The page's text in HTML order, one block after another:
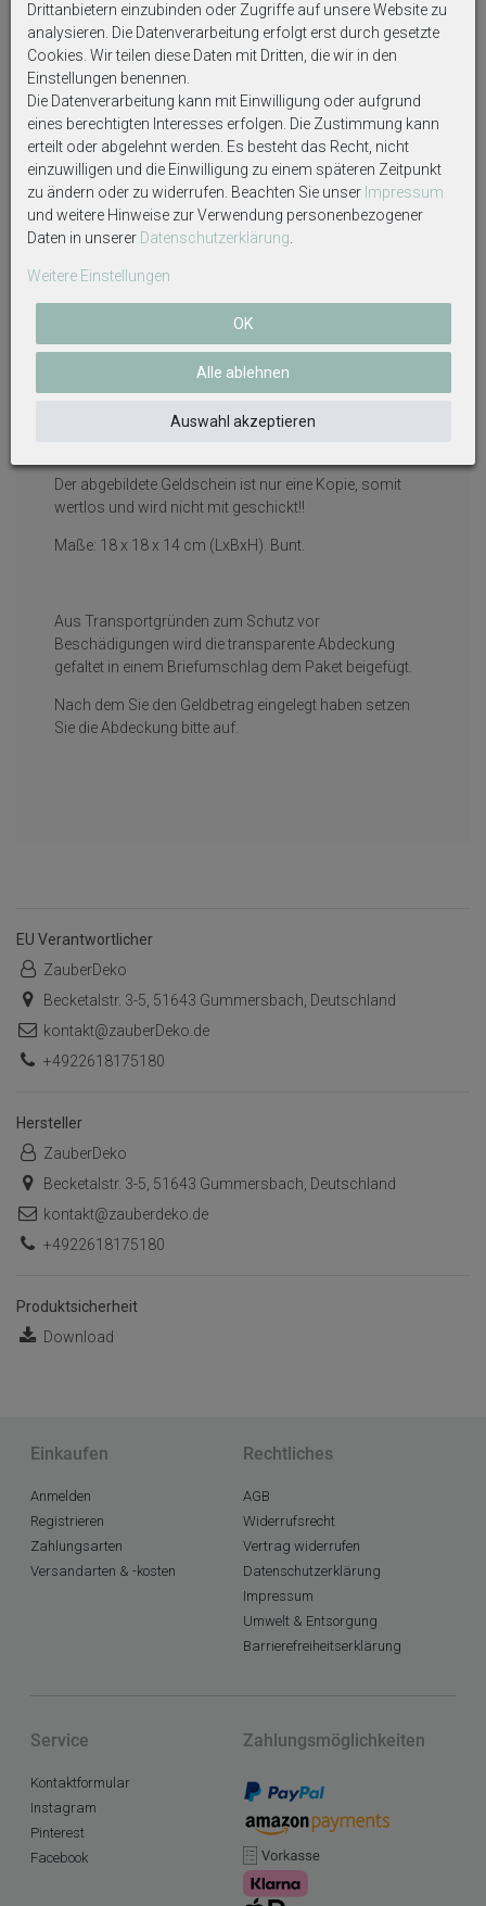
kreativ.
Eine schöne Strandidylle, um Urlaubsgeld nett verpackt
zu verschenken, kommt definitiv besser an.
Traute Zweisamkeit am Strand genießen, das
Rauschen des Meeres im Ohr, tolle Musik von der
Strandbar und ein prickelnder Cocktail dazu.
Lieferumfang:
Kartonage/Boden und durchsichtiger Abdeckung.
künst. Palme, eine Strandbar, eine
(Mann auf Stuhl und Frau im Schwimmring).
einfach gefaltet und in die vorgesehene
Der abgebildete Geldschein ist nur eine Kopie, somit
wertlos und wird nicht mit geschickt!!
Maße: 18 x 18 x 14 cm (LxBxH). Bunt.
Aus Transportgründen zum Schutz vor
Beschädigungen wird die transparente Abdeckung
gefaltet in einem Briefumschlag dem Paket beigefügt.
Nach dem Sie den Geldbetrag eingelegt haben setzen
Sie die Abdeckung bitte auf.
EU Verantwortlicher
ZauberDeko
Becketalstr. 3-5, 51643 Gummersbach, Deutschland
kontakt@zauberDeko.de
+4922618175180
Hersteller
ZauberDeko
Becketalstr. 3-5, 51643 Gummersbach, Deutschland
kontakt@zauberdeko.de
+4922618175180
Produktsicherheit
Download
Einkaufen
Anmelden
Registrieren
Zahlungsarten
Versandarten & -kosten
Rechtliches
AGB
Widerrufsrecht
Vertrag widerrufen
Datenschutzerklärung
Impressum
Umwelt & Entsorgung
Barrierefreiheitserklärung
Service
Kontaktformular
Instagram
Pinterest
Facebook
Zahlungsmöglichkeiten
Drittanbietern einzubinden oder Zugriffe auf unsere Website zu
analysieren. Die Datenverarbeitung erfolgt erst durch gesetzte
Cookies. Wir teilen diese Daten mit Dritten, die wir in den
Einstellungen benennen.
Die Datenverarbeitung kann mit Einwilligung oder aufgrund
eines berechtigten Interesses erfolgen. Die Zustimmung kann
erteilt oder abgelehnt werden. Es besteht das Recht, nicht
einzuwilligen und die Einwilligung zu einem späteren Zeitpunkt
zu ändern oder zu widerrufen. Beachten Sie unser Impressum
und weitere Hinweise zur Verwendung personenbezogener
Daten in unserer Daten­schutz­erklärung
Weitere Einstellungen
OK
Alle ablehnen
Auswahl akzeptieren